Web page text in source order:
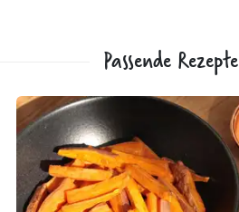
Passende Rezepte